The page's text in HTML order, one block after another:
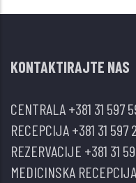
KONTAKTIRAJTE NAS
CENTRALA+381 31 597
RECEPCIJA+381 31 597
REZERVACIJE +381 31
MEDICINSKA RECEPCIJA